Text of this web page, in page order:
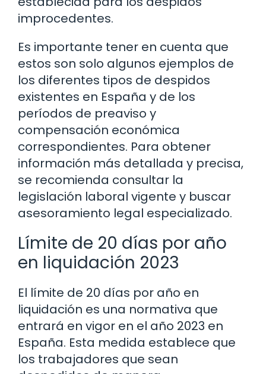
improcedentes.
Es importante tener en cuenta que
estos son solo algunos ejemplos de
los diferentes tipos de despidos
existentes en España y de los
períodos de preaviso y
compensación económica
correspondientes. Para obtener
información más detallada y precisa,
se recomienda consultar la
legislación laboral vigente y buscar
asesoramiento legal especializado.
Límite de 20 días por año
en liquidación 2023
El límite de 20 días por año en
liquidación es una normativa que
entrará en vigor en el año 2023 en
España. Esta medida establece que
los trabajadores que sean